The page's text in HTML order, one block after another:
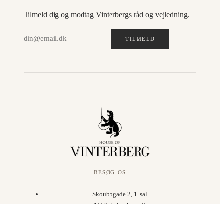
Tilmeld dig og modtag Vinterbergs råd og vejledning.
TILMELD
BESØG OS
Skoubogade 2, 1. sal